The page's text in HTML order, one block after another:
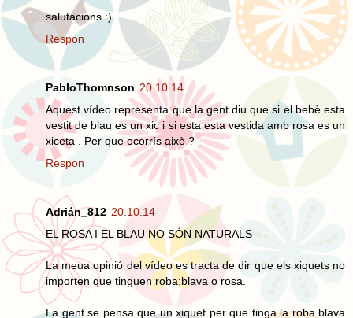
salutacions :)
Respon
PabloThomnson 20.10.14
Aquest vídeo representa que la gent diu que si el bebè esta
vestit de blau es un xic i si esta esta vestida amb rosa es un
xiceta . Per que ocorrís això ?
Respon
Adrián_812 20.10.14
EL ROSA I EL BLAU NO SÓN NATURALS
La meua opinió del vídeo es tracta de dir que els xiquets no
importen que tinguen roba:blava o rosa.
La gent se pensa que un xiquet per que tinga la roba blava